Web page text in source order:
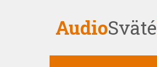
AudioSväté